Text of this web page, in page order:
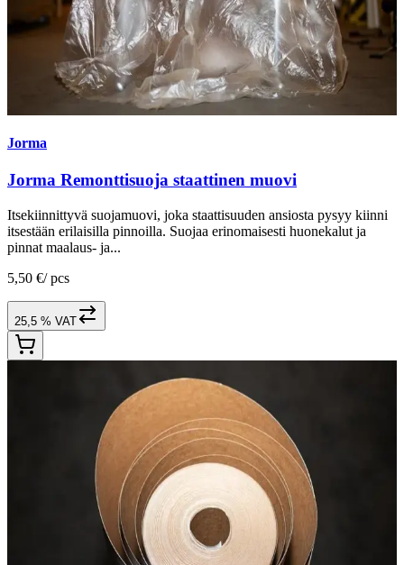
Jorma
Jorma Remonttisuoja staattinen muovi
Itsekiinnittyvä suojamuovi, joka staattisuuden ansiosta pysyy kiinni
itsestään erilaisilla pinnoilla. Suojaa erinomaisesti huonekalut ja
pinnat maalaus- ja...
5,50 €/ pcs
25,5 % VAT